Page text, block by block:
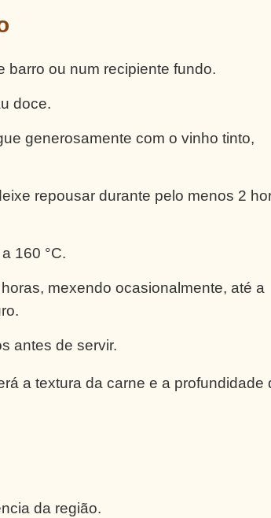
barro ou num recipiente fundo.
doce.
generosamente com o vinho tinto,
repousar durante pelo menos 2
160 °C.
mexendo ocasionalmente, até a
antes de servir.
a textura da carne e a profundidade
da região.